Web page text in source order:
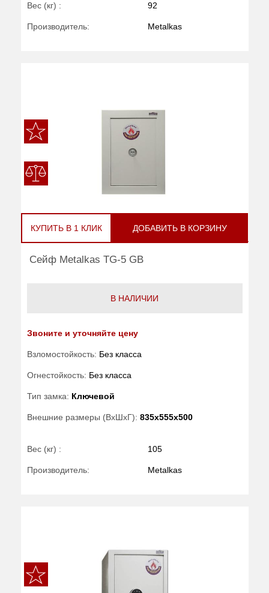
Вес (кг) : 92
Производитель: Metalkas
КУПИТЬ В 1 КЛИК ДОБАВИТЬ В КОРЗИНУ
Сейф Metalkas TG-5 GB
В НАЛИЧИИ
Звоните и уточняйте цену
Взломостойкость: Без класса
Огнестойкость: Без класса
Тип замка: Ключевой
Внешние размеры (ВхШхГ): 835x555x500
Вес (кг) : 105
Производитель: Metalkas